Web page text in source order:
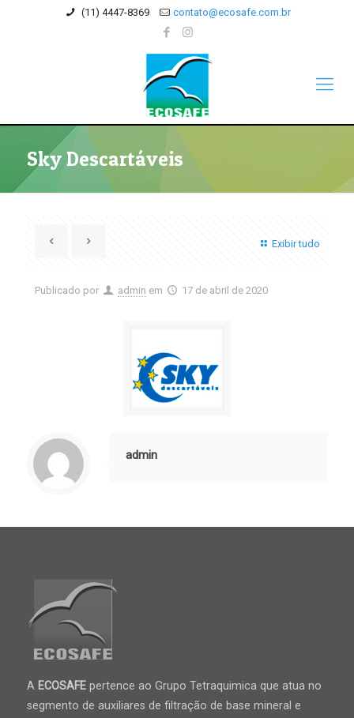
(11) 4447-8369 contato@ecosafe.com.br
Sky Descartáveis
Exibir tudo
Publicado por admin em 17 de abril de 2020
admin
A ECOSAFEpertence ao Grupo Tetraquimica que atua no
segmento de auxiliares de filtração de base mineral e